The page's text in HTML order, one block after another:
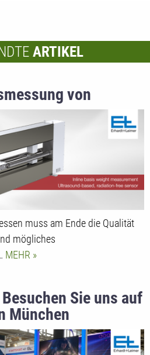
ARTIKEL
von
muss am Ende die Qualität
mögliches
MEHR
Sie uns auf
München